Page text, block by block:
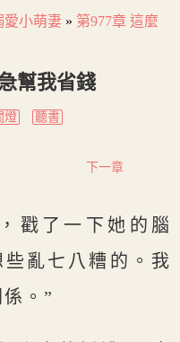
愛小萌妻 » 第977章 這麼
幫我省錢
燈 聽書
下一章
戳了一下她的腦
亂七八糟的。我
。”